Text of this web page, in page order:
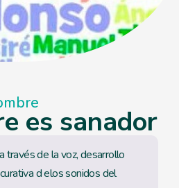
es sanador
través de la voz,desarrollo
d elos sonidos del